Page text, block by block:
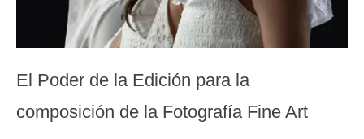
El Poder de la Edición para la
composición de la Fotografía Fine Art